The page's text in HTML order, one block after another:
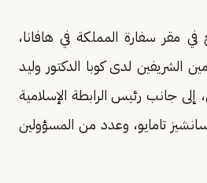
في مقر سفارة المملكة في هافانا،
الشريفين لدى كوبا الدكتور وليد
جانب رئيس الرابطة الإسلامية
تامايو، وعدد من المسؤولين